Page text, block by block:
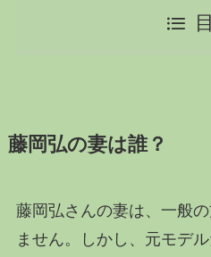
藤岡弘の妻は誰？
藤岡弘さんの妻は、一般
ません。しかし、元モデ